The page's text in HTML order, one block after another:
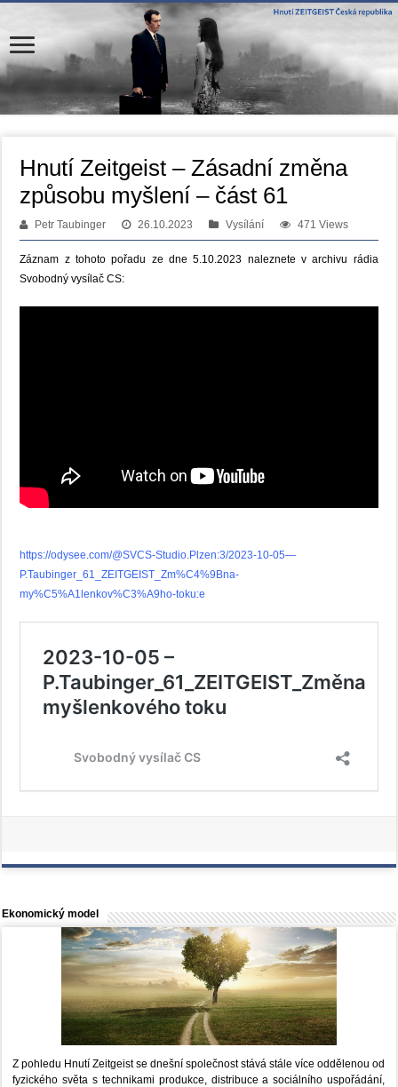
Hnutí Zeitgeist – Zásadní změna
způsobu myšlení – část 61
Petr Taubinger 26.10.2023 Vysílání 471 Views
Záznam z tohoto pořadu ze dne 5.10.2023 naleznete v archivu rádia
Svobodný vysílač CS:
https://odysee.com/@SVCS-Studio.Plzen:3/2023-10-05—
P.Taubinger_61_ZEITGEIST_Zm%C4%9Bna-
my%C5%A1lenkov%C3%A9ho-toku:e
Ekonomický model
Z pohledu Hnutí Zeitgeist se dnešní společnost stává stále více oddělenou od
fyzického světa s technikami produkce, distribuce a sociálního uspořádání,